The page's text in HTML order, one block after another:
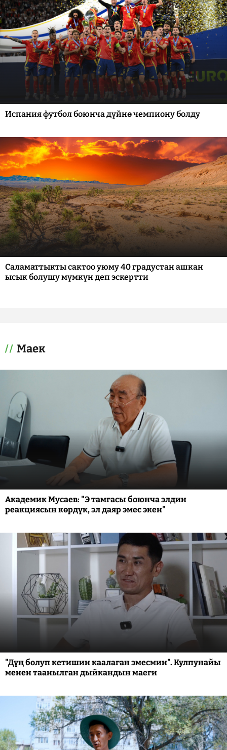
Испания футбол боюнча дүйнө чемпиону болду
Саламаттыкты сактоо уюму 40 градустан ашкан
ысык болушу мүмкүн деп эскертти
Маек
Академик Мусаев: "Э тамгасы боюнча элдин
реакциясын көрдүк, эл даяр эмес экен"
"Дүң болуп кетишин каалаган эмесмин". Кулпунайы
менен таанылган дыйкандын маеги